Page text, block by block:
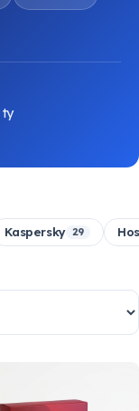
ty
Kaspersky 29